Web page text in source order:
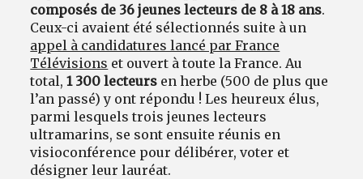
composés de 36 jeunes lecteurs de 8 à 18 ans.
Ceux-ci avaient été sélectionnés suite à un
appel à candidatures lancé par France
Télévisions et ouvert à toute la France. Au
total,1 300 lecteurs en herbe (500 de plus que
l’an passé) y ont répondu ! Les heureux élus,
parmi lesquels trois jeunes lecteurs
ultramarins, se sont ensuite réunis en
visioconférence pour délibérer, voter et
désigner leur lauréat.